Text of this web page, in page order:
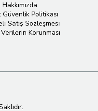
Hakkımızda
Güvenlik Politikası
Satış Sözleşmesi
Korunması